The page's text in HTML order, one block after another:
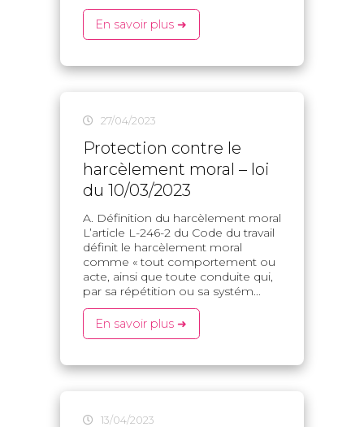
En savoir plus ➜
27/04/2023
Protection contre le
harcèlement moral – loi
du 10/03/2023
A. Définition du harcèlement moral
L’article L-246-2 du Code du travail
définit le harcèlement moral
comme « tout comportement ou
acte, ainsi que toute conduite qui,
par sa répétition ou sa systém...
En savoir plus ➜
13/04/2023